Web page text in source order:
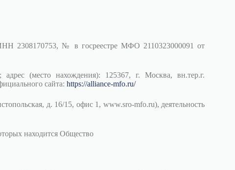
2308170753, № в госреестре МФО 2110323000091 от
(место нахождения): 125367, г. Москва, вн.тер.г.
сайта: https://alliance-mfo.ru/
д. 16/15, офис 1, www.sro-mfo.ru), деятельность
находится Общество